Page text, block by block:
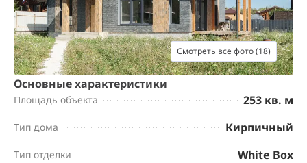
Смотреть все фото (18)
Основные характеристики
Площадь объекта 253 кв. м
Тип дома Кирпичный
Тип отделки White Box